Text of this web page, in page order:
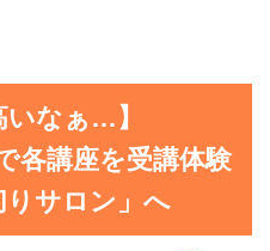
いなぁ…】
各講座を受講体験
りサロン」へ